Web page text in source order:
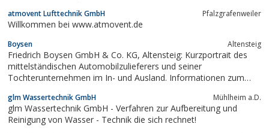
atmovent Lufttechnik GmbH Pfalzgrafenweiler
Willkommen bei www.atmovent.de
Boysen Altensteig
Friedrich Boysen GmbH & Co. KG, Altensteig: Kurzportrait des
mittelständischen Automobilzulieferers und seiner
Tochterunternehmen im In- und Ausland. Informationen zum
Presseinformationen und Pressearchiv sowie Jobbörse
einschließlich Ausbildungsplatz-Angebot.
glm Wassertechnik GmbH Mühlheim a.D.
glm Wassertechnik GmbH - Verfahren zur Aufbereitung und
Reinigung von Wasser - Technik die sich rechnet!